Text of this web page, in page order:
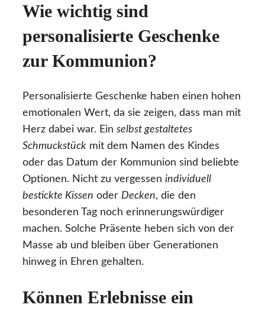
Wie wichtig sind
personalisierte Geschenke
zur Kommunion?
Personalisierte Geschenke haben einen hohen
emotionalen Wert, da sie zeigen, dass man mit
Herz dabei war. Ein selbst gestaltetes
Schmuckstück mit dem Namen des Kindes
oder das Datum der Kommunion sind beliebte
Optionen. Nicht zu vergessen individuell
bestickte Kissen oder Decken, die den
besonderen Tag noch erinnerungswürdiger
machen. Solche Präsente heben sich von der
Masse ab und bleiben über Generationen
hinweg in Ehren gehalten.
Können Erlebnisse ein